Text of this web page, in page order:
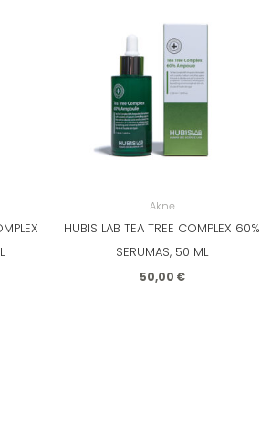
Aknė
HUBIS LAB TEA TREE COMPLEX 60%
SERUMAS, 50 ML
50,00 €